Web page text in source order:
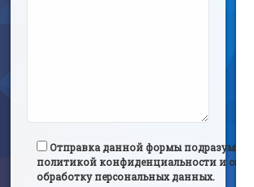
Отправка данной формы
политикой конфиденциальности и
обработку персональных данных.